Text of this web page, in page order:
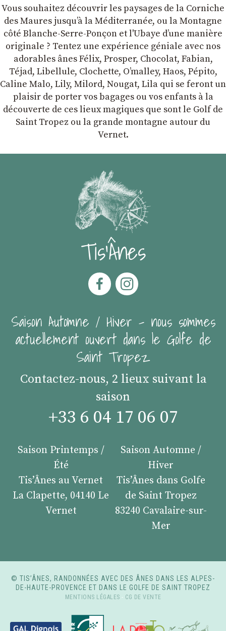
Vous souhaitez découvrir les paysages de la Corniche
des Maures jusqu’à la Méditerranée, ou la Montagne
côté Blanche-Serre-Ponçon et l'Ubaye dʼune manière
originale ? Tentez une expérience géniale avec nos
adorables ânes Félix, Prosper, Chocolat, Fabian,
Téjad, Libellule, Clochette, Oʼmalley, Haos, Pépito,
Caline Malo, Lily, Milord, Nougat, Lila qui se feront un
plaisir de porter vos bagages ou vos enfants à la
découverte de ces lieux magiques que sont le Golf de
Saint Tropez ou la grande montagne autour du
Vernet.
Tis'Ânes
Saison Automne / Hiver - nous sommes
actuellement ouvert dans le Golfe de
Saint Tropez
Contactez-nous, 2 lieux suivant la
saison
+33 6 04 17 06 07
Saison Printemps /
Été
Tis’Ânes au Vernet
La Clapette, 04140 Le
Vernet
Saison Automne /
Hiver
Tis’Ânes dans Golfe
de Saint Tropez
83240 Cavalaire-sur-
Mer
© TIS’ÂNES, RANDONNÉES AVEC DES ÂNES DANS LES ALPES-
DE-HAUTE-PROVENCE ET DANS LE GOLFE DE SAINT TROPEZ
MENTIONS LÉGALES - CG DE VENTE